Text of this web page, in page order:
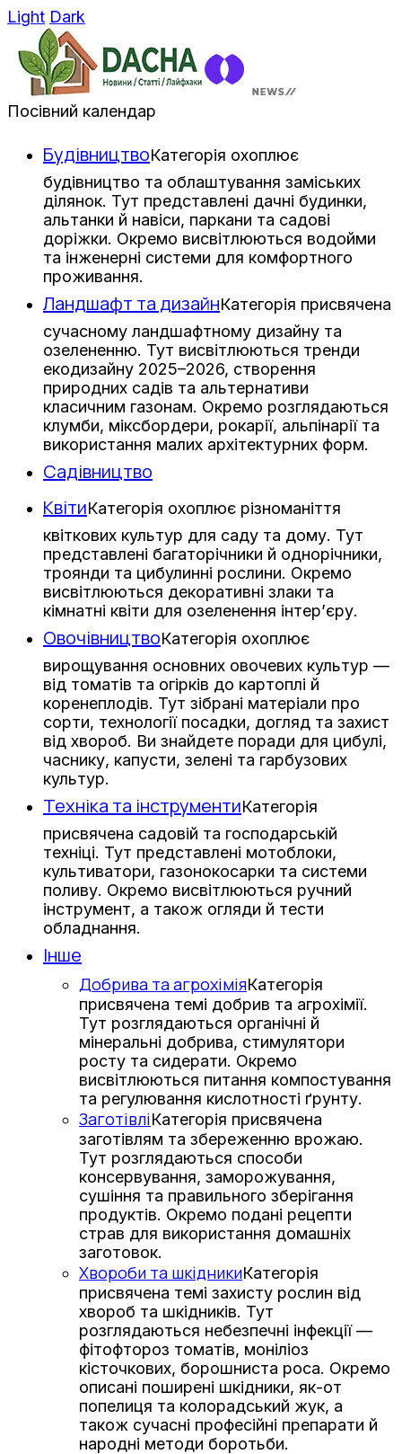
Light Dark
Посівний календар
БудівництвоКатегорія охоплює
будівництво та облаштування заміських
ділянок. Тут представлені дачні будинки,
альтанки й навіси, паркани та садові
доріжки. Окремо висвітлюються водойми
та інженерні системи для комфортного
проживання.
Ландшафт та дизайнКатегорія присвячена
сучасному ландшафтному дизайну та
озелененню. Тут висвітлюються тренди
екодизайну 2025–2026, створення
природних садів та альтернативи
класичним газонам. Окремо розглядаються
клумби, міксбордери, рокарії, альпінарії та
використання малих архітектурних форм.
Садівництво
КвітиКатегорія охоплює різноманіття
квіткових культур для саду та дому. Тут
представлені багаторічники й однорічники,
троянди та цибулинні рослини. Окремо
висвітлюються декоративні злаки та
кімнатні квіти для озеленення інтер’єру.
ОвочівництвоКатегорія охоплює
вирощування основних овочевих культур —
від томатів та огірків до картоплі й
коренеплодів. Тут зібрані матеріали про
сорти, технології посадки, догляд та захист
від хвороб. Ви знайдете поради для цибулі,
часнику, капусти, зелені та гарбузових
культур.
Техніка та інструментиКатегорія
присвячена садовій та господарській
техніці. Тут представлені мотоблоки,
культиватори, газонокосарки та системи
поливу. Окремо висвітлюються ручний
інструмент, а також огляди й тести
обладнання.
Інше
Добрива та агрохіміяКатегорія
присвячена темі добрив та агрохімії.
Тут розглядаються органічні й
мінеральні добрива, стимулятори
росту та сидерати. Окремо
висвітлюються питання компостування
та регулювання кислотності ґрунту.
ЗаготівліКатегорія присвячена
заготівлям та збереженню врожаю.
Тут розглядаються способи
консервування, заморожування,
сушіння та правильного зберігання
продуктів. Окремо подані рецепти
страв для використання домашніх
заготовок.
Хвороби та шкідникиКатегорія
присвячена темі захисту рослин від
хвороб та шкідників. Тут
розглядаються небезпечні інфекції —
фітофтороз томатів, моніліоз
кісточкових, борошниста роса. Окремо
описані поширені шкідники, як-от
попелиця та колорадський жук, а
також сучасні професійні препарати й
народні методи боротьби.